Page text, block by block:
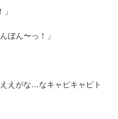
ぼん〜っ！」
えがな…なキャピキャピト